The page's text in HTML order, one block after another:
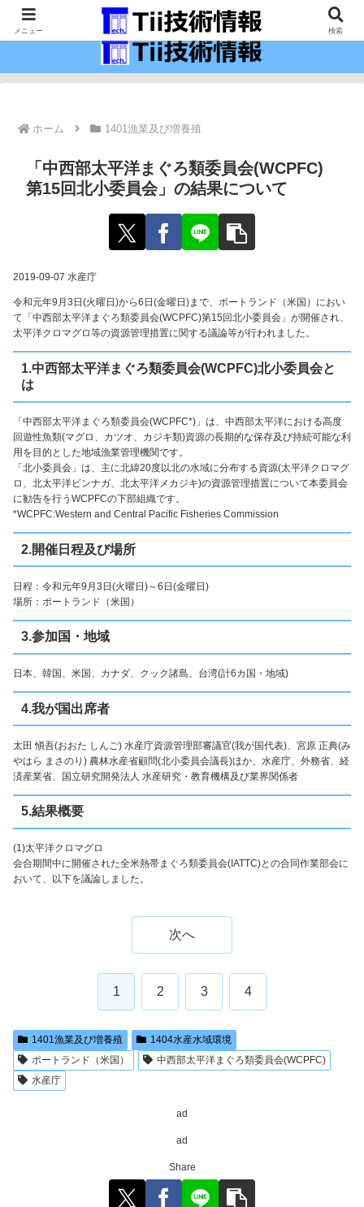
最新の科学技術の情報インフラ。
ホーム 1401漁業及び増養殖
「中西部太平洋まぐろ類委員会(WCPFC)
第15回北小委員会」の結果について
2019-09-07 水産庁
令和元年9月3日(火曜日)から6日(金曜日)まで、ポートランド（米国）におい
て「中西部太平洋まぐろ類委員会(WCPFC)第15回北小委員会」が開催され、
太平洋クロマグロ等の資源管理措置に関する議論等が行われました。
1.中西部太平洋まぐろ類委員会(WCPFC)北小委員会と
は
「中西部太平洋まぐろ類委員会(WCPFC*)」は、中西部太平洋における高度
回遊性魚類(マグロ、カツオ、カジキ類)資源の長期的な保存及び持続可能な利
用を目的とした地域漁業管理機関です。
「北小委員会」は、主に北緯20度以北の水域に分布する資源(太平洋クロマグ
ロ、北太平洋ビンナガ、北太平洋メカジキ)の資源管理措置について本委員会
に勧告を行うWCPFCの下部組織です。
*WCPFC:Western and Central Pacific Fisheries Commission
2.開催日程及び場所
日程：令和元年9月3日(火曜日)～6日(金曜日)
場所：ポートランド（米国）
3.参加国・地域
日本、韓国、米国、カナダ、クック諸島、台湾(計6カ国・地域)
4.我が国出席者
太田 愼吾(おおた しんご) 水産庁資源管理部審議官(我が国代表)、宮原 正典(み
やはら まさのり) 農林水産省顧問(北小委員会議長)ほか、水産庁、外務省、経
済産業省、国立研究開発法人 水産研究・教育機構及び業界関係者
5.結果概要
(1)太平洋クロマグロ
会合期間中に開催された全米熱帯まぐろ類委員会(IATTC)との合同作業部会に
おいて、以下を議論しました。
次へ
1 2 3 4
1401漁業及び増養殖
1404水産水域環境
ポートランド（米国）
中西部太平洋まぐろ類委員会(WCPFC)
水産庁
ad
ad
Share
メニュー 検索